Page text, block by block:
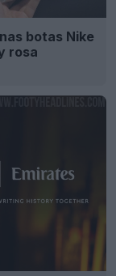
botas Nike
rosa